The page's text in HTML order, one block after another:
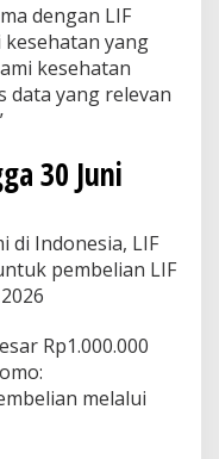
dengan LIF
yang
kesehatan
data yang relevan
30 Juni
di Indonesia, LIF
pembelian LIF
Rp1.000.000
melalui